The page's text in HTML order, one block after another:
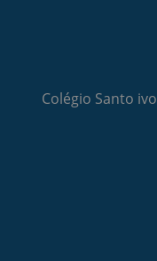
Colégio Santo ivo